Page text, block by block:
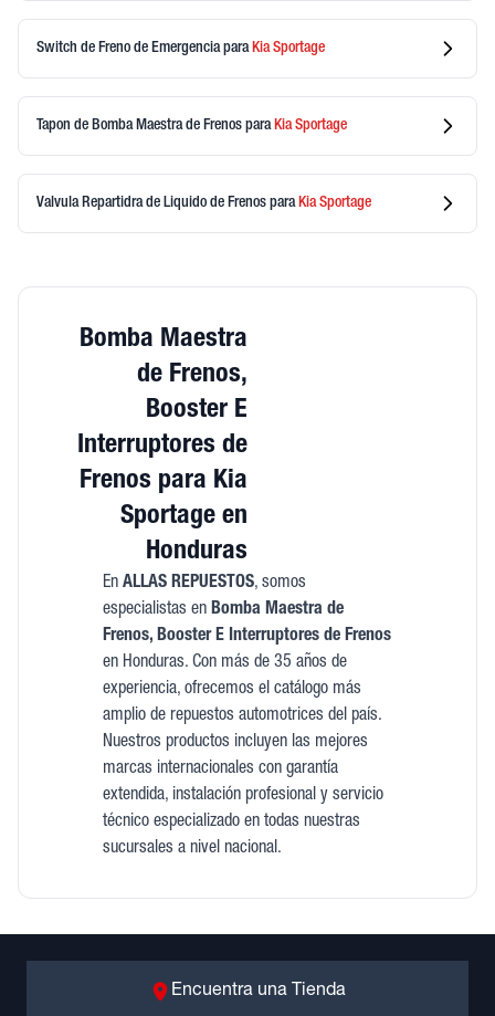
Switch de Freno de Emergenciapara KiaSportage
Tapon de Bomba Maestra de Frenos para KiaSportage
Valvula Repartidra de Liquido de Frenos para KiaSportage
Bomba Maestra
de Frenos,
Booster E
Interruptores de
Frenos para Kia
Sportage en
Honduras
En ALLAS REPUESTOS, somos
especialistas en Bomba Maestra de
Frenos, Booster E Interruptores de Frenos
en Honduras. Con más de 35 años de
experiencia, ofrecemos el catálogo más
amplio de repuestos automotrices del país.
Nuestros productos incluyen las mejores
marcas internacionales con garantía
extendida, instalación profesional y servicio
técnico especializado en todas nuestras
sucursales a nivel nacional.
Encuentra una Tienda